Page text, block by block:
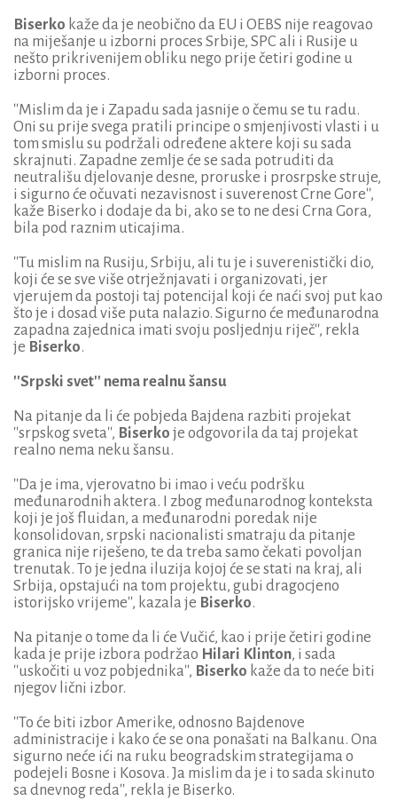
Biserko kaže da je neobično da EU i OEBS nije reagovao
na miješanje u izborni proces Srbije, SPC ali i Rusije u
nešto prikrivenijem obliku nego prije četiri godine u
izborni proces.
''Mislim da je i Zapadu sada jasnije o čemu se tu radu.
Oni su prije svega pratili principe o smjenjivosti vlasti i u
tom smislu su podržali određene aktere koji su sada
skrajnuti. Zapadne zemlje će se sada potruditi da
neutrališu djelovanje desne, proruske i prosrpske struje,
i sigurno će očuvati nezavisnost i suverenost Crne Gore'',
kaže Biserko i dodaje da bi, ako se to ne desi Crna Gora,
bila pod raznim uticajima.
''Tu mislim na Rusiju, Srbiju, ali tu je i suverenistički dio,
koji će se sve više otrježnjavati i organizovati, jer
vjerujem da postoji taj potencijal koji će naći svoj put kao
što je i dosad više puta nalazio. Sigurno će međunarodna
zapadna zajednica imati svoju posljednju riječ'', rekla
je Biserko.
''Srpski svet'' nema realnu šansu
Na pitanje da li će pobjeda Bajdena razbiti projekat
''srpskog sveta'', Biserko je odgovorila da taj projekat
realno nema neku šansu.
''Da je ima, vjerovatno bi imao i veću podršku
međunarodnih aktera. I zbog međunarodnog konteksta
koji je još fluidan, a međunarodni poredak nije
konsolidovan, srpski nacionalisti smatraju da pitanje
granica nije riješeno, te da treba samo čekati povoljan
trenutak. To je jedna iluzija kojoj će se stati na kraj, ali
Srbija, opstajući na tom projektu, gubi dragocjeno
istorijsko vrijeme'', kazala je Biserko.
Na pitanje o tome da li će Vučić, kao i prije četiri godine
kada je prije izbora podržao Hilari Klinton, i sada
''uskočiti u voz pobjednika'', Biserko kaže da to neće biti
njegov lični izbor.
''To će biti izbor Amerike, odnosno Bajdenove
administracije i kako će se ona ponašati na Balkanu. Ona
sigurno neće ići na ruku beogradskim strategijama o
podejeli Bosne i Kosova. Ja mislim da je i to sada skinuto
sa dnevnog reda'', rekla je Biserko.